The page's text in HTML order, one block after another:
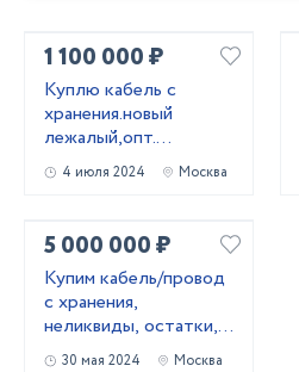
1 100 000 ₽
Kyплю кабель c
хранения.новый
лежалый,опт.
Неликвиды
4 июля 2024 Москва
5 000 000 ₽
Купим кабель/провод
с хранения,
неликвиды, остатки,
новый.
30 мая 2024 Москва